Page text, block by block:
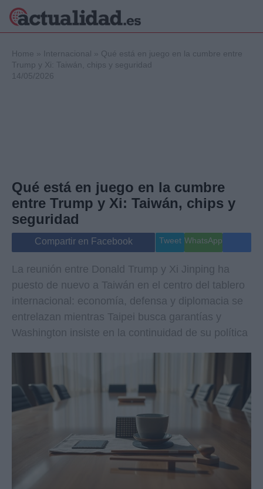
Internacional
Viajes
Gente
Musica
Home » Internacional » Qué está en juego en la cumbre entre
Trump y Xi: Taiwán, chips y seguridad
14/05/2026
Qué está en juego en la cumbre
entre Trump y Xi: Taiwán, chips y
seguridad
Compartir en Facebook Tweet WhatsApp
La reunión entre Donald Trump y Xi Jinping ha
puesto de nuevo a Taiwán en el centro del tablero
internacional: economía, defensa y diplomacia se
entrelazan mientras Taipei busca garantías y
Washington insiste en la continuidad de su política